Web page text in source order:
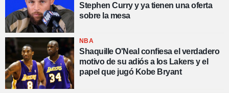
Stephen Curry y ya tienen una oferta
sobre la mesa
NBA
Shaquille O'Neal confiesa el verdadero
motivo de su adiós a los Lakers y el
papel que jugó Kobe Bryant